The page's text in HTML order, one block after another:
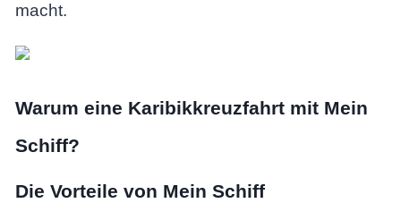
macht.
Warum eine Karibikkreuzfahrt mit Mein
Schiff?
Die Vorteile von Mein Schiff